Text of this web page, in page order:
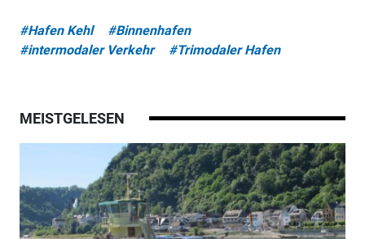
#Hafen Kehl
#Binnenhafen
#intermodaler Verkehr
#Trimodaler Hafen
MEISTGELESEN